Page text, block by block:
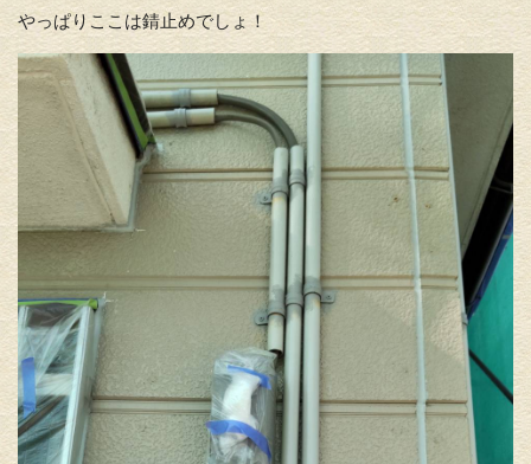
やっぱりここは錆止めでしょ！